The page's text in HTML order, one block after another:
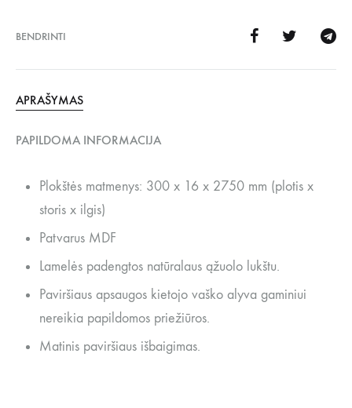
BENDRINTI
APRAŠYMAS
PAPILDOMA INFORMACIJA
Plokštės matmenys: 300 x 16 x 2750 mm (plotis x
storis x ilgis)
Patvarus MDF
Lamelės padengtos natūralaus ąžuolo lukštu.
Paviršiaus apsaugos kietojo vaško alyva gaminiui
nereikia papildomos priežiūros.
Matinis paviršiaus išbaigimas.